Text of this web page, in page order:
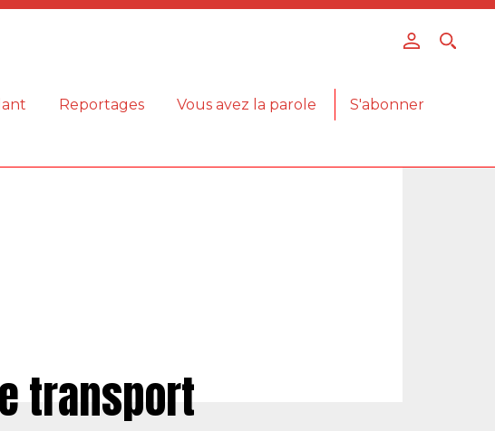
Reportages Vous avez la parole
S'abonner
transport